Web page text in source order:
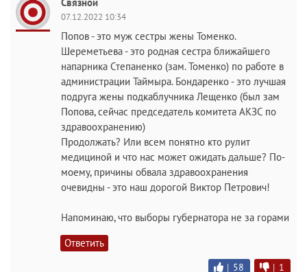
07.12.2022 10:34
Попов - это муж сестры жены Томенко.
Шереметьева - это родная сестра ближайшего
напарника Степаненко (зам. Томенко) по работе в
администрации Таймыра. Бондаренко - это лучшая
подруга жены подкаблучника Лещенко (был зам
Попова, сейчас председатель комитета АКЗС по
здравоохранению)
Продолжать? Или всем понятно кто рулит
медициной и что нас может ожидать дальше? По-
моему, причины обвала здравоохранения
очевидны - это наш дорогой Виктор Петрович!
Напоминаю, что выборы губернатора не за горами
Ответить
| 58 | 1